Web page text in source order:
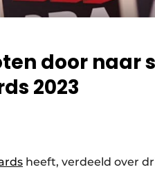
door naar
2023
heeft, verdeeld over